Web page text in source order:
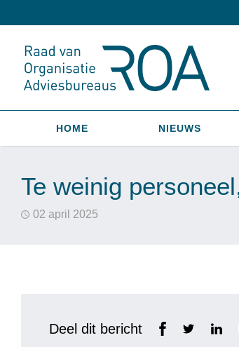
HOME NIEUWS
Te weinig
02 april 2025
Deel dit bericht